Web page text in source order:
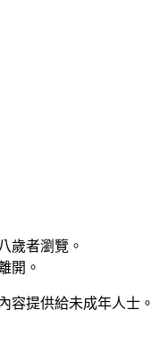
歲者瀏覽。
開。
容提供給未成年人士。